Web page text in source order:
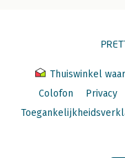
Thuiswinkel
Colofon
Privacy